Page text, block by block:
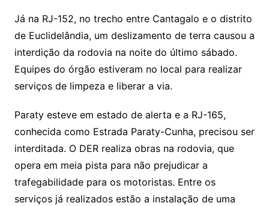
Já na RJ-152, no trecho entre Cantagalo e o distrito
de Euclidelândia, um deslizamento de terra causou a
interdição da rodovia na noite do último sábado.
Equipes do órgão estiveram no local para realizar
serviços de limpeza e liberar a via.
Paraty esteve em estado de alerta e a RJ-165,
conhecida como Estrada Paraty-Cunha, precisou ser
interditada. O DER realiza obras na rodovia, que
opera em meia pista para não prejudicar a
trafegabilidade para os motoristas. Entre os
serviços já realizados estão a instalação de uma